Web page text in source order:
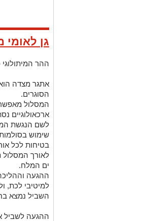
גן
ההר
אתגר מצדה
הסוגרים.
המסלול
ארכאולוגיים
לשם הנגשת
שימוש
בטיחות לכל
לאורך המסלול
ים המלח.
ההגעה
למיטיבי לכת,
השביל נמצא